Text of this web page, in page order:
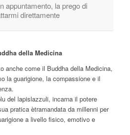
appuntamento, la prego di
direttamente
della Medicina
anche come il Buddha della Medicina,
la guarigione, la compassione e il
del lapislazzuli, incarna il potere
pratica ètramandata da millenni per
a livello fisico, emotivo e